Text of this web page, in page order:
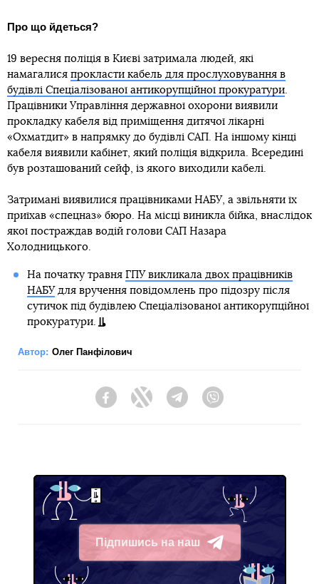
Про що йдеться?
19 вересня поліція в Києві затримала людей, які
намагалися прокласти кабель для прослуховування в
будівлі Спеціалізованої антикорупційної прокуратури.
Працівники Управління державної охорони виявили
прокладку кабеля від приміщення дитячої лікарні
«Охматдит» в напрямку до будівлі САП. На іншому кінці
кабеля виявили кабінет, який поліція відкрила. Всередині
був розташований сейф, із якого виходили кабелі.
Затримані виявилися працівниками НАБУ, а звільняти їх
приїхав «спецназ» бюро. На місці виникла бійка, внаслідок
якої постраждав водій голови САП Назара
Холодницького.
На початку травня ГПУ викликала двох працівників
НАБУдля вручення повідомлень про підозру після
сутичок під будівлею Спеціалізованої антикорупційної
прокуратури.
Автор: Олег Панфілович
FacebookTwitter Telegram
Підпишись на наш
Telegram